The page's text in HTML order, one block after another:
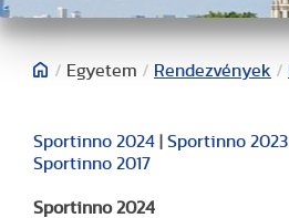
/ Egyetem / Rendezvények /
Sportinno 2024 Sportinno 2023
Sportinno 2017
Sportinno 2024